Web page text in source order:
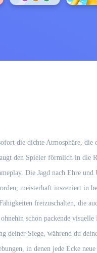
die dichte Atmosphäre,
den Spieler förmlich in
Die Jagd nach Ehre
meisterhaft inszeniert in
freizuschalten, die
schon packende
deiner Siege, während du
in denen jede Ecke